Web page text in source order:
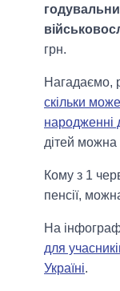
грн.
Нагадаємо,
скільки
народженні
дітей
Кому з 1
пенсії,
На
для
Україні.